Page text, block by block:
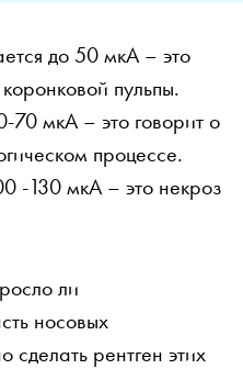
до 50 мкА – это
пульпы.
70 мкА – это говорит о
процессе.
-130 мкА – это некроз
ли
носовых
сделать рентген этих